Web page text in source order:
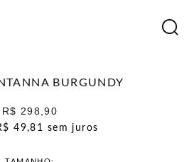
BURGUNDY
R$ 298,90
49,81 sem juros